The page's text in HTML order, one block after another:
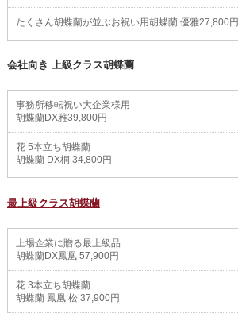
たくさん胡蝶蘭が並ぶお祝い用胡蝶蘭 優雅27,800円
会社向き 上級クラス胡蝶蘭
事務所移転祝い大企業様用
胡蝶蘭DX雅39,800円
花 5本立ち胡蝶蘭
胡蝶蘭 DX桐 34,800円
最上級クラス胡蝶蘭
上場企業に贈る最上級品
胡蝶蘭DX鳳凰 57,900円
花 3本立ち胡蝶蘭
胡蝶蘭 鳳凰 松 37,900円